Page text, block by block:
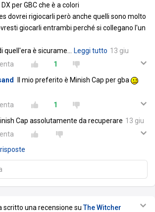
per GBC che è a colori
dovrei rigiocarli però anche quelli sono molto
giocarli entrambi perché si collegano l'un
quell'era è sicurame
Leggi tutto 13 giu
1
Il mio preferito è Minish Cap per gba
1
Cap assolutamente da recuperare 13 giu
scritto una recensione suThe Witcher